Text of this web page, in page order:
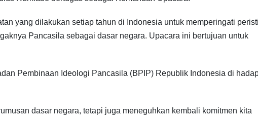
yang dilakukan setiap tahun di Indonesia untuk memperingati
Pancasila sebagai dasar negara. Upacara ini bertujuan untuk
Pembinaan Ideologi Pancasila (BPIP) Republik Indonesia di
dasar negara, tetapi juga meneguhkan kembali komitmen kita